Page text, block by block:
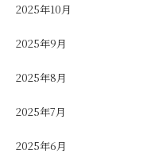
2025年10月
2025年9月
2025年8月
2025年7月
2025年6月